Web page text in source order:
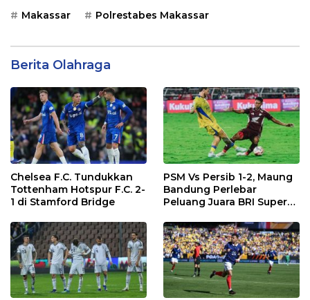
Makassar Polrestabes Makassar
Berita Olahraga
Chelsea F.C. Tundukkan
Tottenham Hotspur F.C. 2-
1 di Stamford Bridge
PSM Vs Persib 1-2, Maung
Bandung Perlebar
Peluang Juara BRI Super